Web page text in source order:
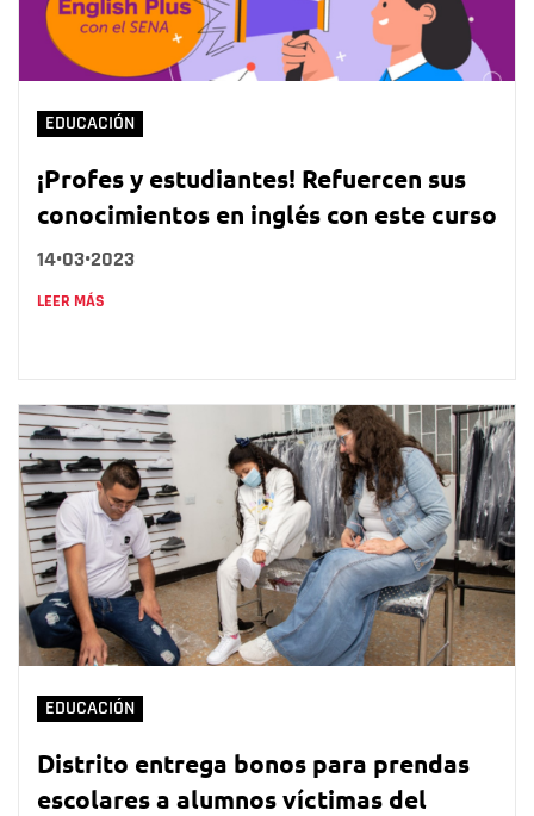
EDUCACIÓN
¡Profes y estudiantes! Refuercen sus
conocimientos en inglés con este curso
14•03•2023
LEER MÁS
EDUCACIÓN
Distrito entrega bonos para prendas
escolares a alumnos víctimas del